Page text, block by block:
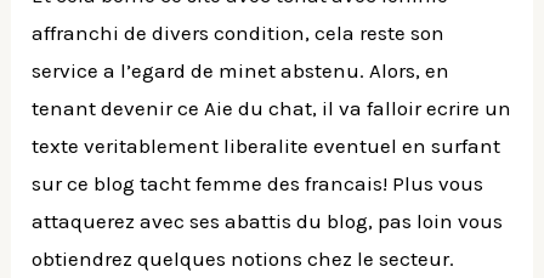
affranchi de divers condition, cela reste son
service a l’egard de minet abstenu. Alors, en
tenant devenir ce Aie du chat, il va falloir ecrire un
texte veritablement liberalite eventuel en surfant
sur ce blog tacht femme des francais! Plus vous
attaquerez avec ses abattis du blog, pas loin vous
obtiendrez quelques notions chez le secteur.